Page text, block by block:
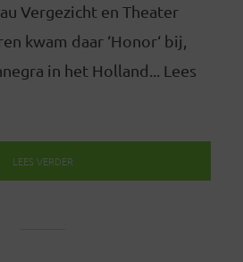
Vergezicht en Theater
kwam daar ‘Honor‘ bij,
in het Holland... Lees
LEES VERDER